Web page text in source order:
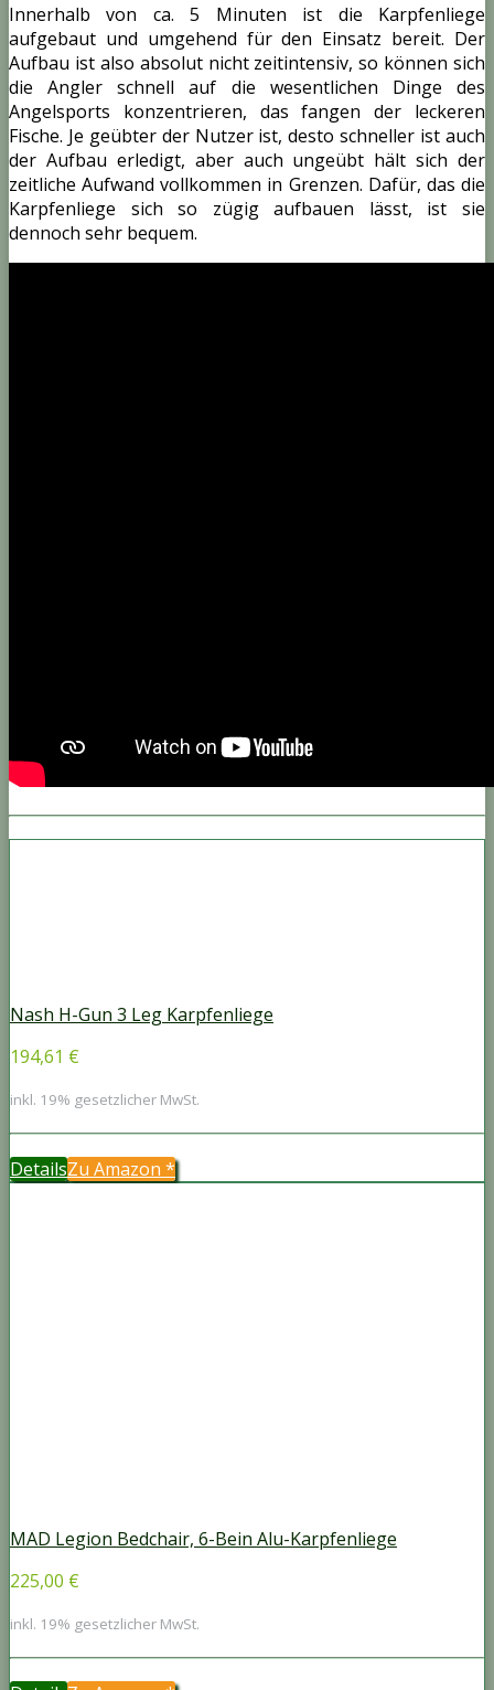
Innerhalb von ca. 5 Minuten ist die Karpfenliege
aufgebaut und umgehend für den Einsatz bereit. Der
Aufbau ist also absolut nicht zeitintensiv, so können sich
die Angler schnell auf die wesentlichen Dinge des
Angelsports konzentrieren, das fangen der leckeren
Fische. Je geübter der Nutzer ist, desto schneller ist auch
der Aufbau erledigt, aber auch ungeübt hält sich der
zeitliche Aufwand vollkommen in Grenzen. Dafür, das die
Karpfenliege sich so zügig aufbauen lässt, ist sie
dennoch sehr bequem.
Nash H-Gun 3 Leg Karpfenliege
194,61 €
inkl. 19% gesetzlicher MwSt.
DetailsZu Amazon *
MAD Legion Bedchair, 6-Bein Alu-Karpfenliege
225,00 €
inkl. 19% gesetzlicher MwSt.